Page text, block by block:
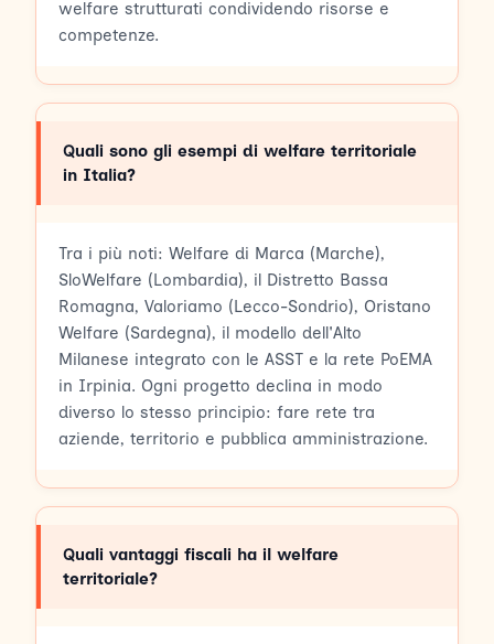
welfare strutturati condividendo risorse e
competenze.
Quali sono gli esempi di welfare territoriale
in Italia?
Tra i più noti: Welfare di Marca (Marche),
SloWelfare (Lombardia), il Distretto Bassa
Romagna, Valoriamo (Lecco-Sondrio), Oristano
Welfare (Sardegna), il modello dell'Alto
Milanese integrato con le ASST e la rete PoEMA
in Irpinia. Ogni progetto declina in modo
diverso lo stesso principio: fare rete tra
aziende, territorio e pubblica amministrazione.
Quali vantaggi fiscali ha il welfare
territoriale?